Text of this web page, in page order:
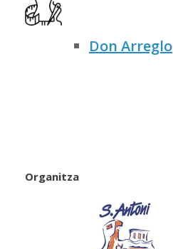
Don Arreglo
Organitza